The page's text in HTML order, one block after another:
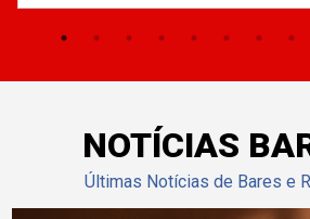
NOTÍCIAS
Últimas Notícias de Bares e